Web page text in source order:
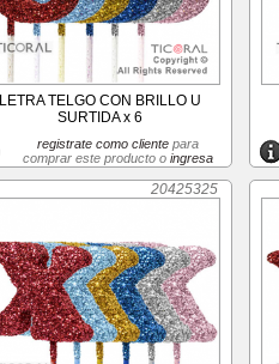
LETRA TELGO CON BRILLO U
SURTIDA x 6
registrate como clientepara
comprar este producto o ingresa
20425325